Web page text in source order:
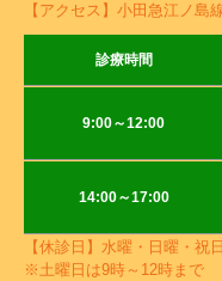
【アクセス】小田急江ノ島
診療時間
9:00～12:00
14:00～17:00
【休診日】水曜・日曜・祝日
※土曜日は9時～12時まで